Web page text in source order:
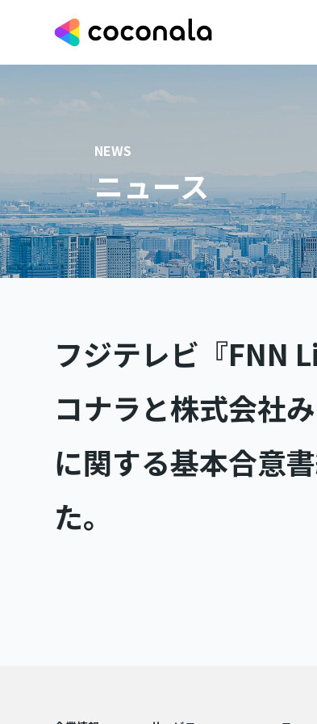
NEWS
ニュース
フジテレビ『FNN
コナラと株式会社
に関する基本合意
た。